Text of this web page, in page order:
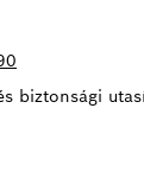
biztonsági